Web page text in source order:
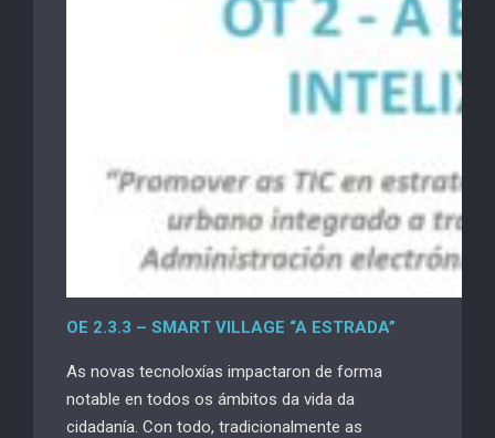
OE 2.3.3 – SMART VILLAGE “A ESTRADA”
As novas tecnoloxías impactaron de forma
notable en todos os ámbitos da vida da
cidadanía. Con todo, tradicionalmente as